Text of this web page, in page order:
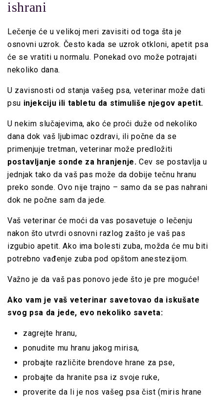
ishrani
Lečenje će u velikoj meri zavisiti od toga šta je
osnovni uzrok. Često kada se uzrok otkloni, apetit psa
će se vratiti u normalu. Ponekad ovo može potrajati
nekoliko dana.
U zavisnosti od stanja vašeg psa, veterinar može dati
psu injekciju ili tabletu da stimuliše njegov apetit.
U nekim slučajevima, ako će proći duže od nekoliko
dana dok vaš ljubimac ozdravi, ili počne da se
primenjuje tretman, veterinar može predložiti
postavljanje sonde za hranjenje.Cev se postavlja u
jednjak tako da vaš pas može da dobije tečnu hranu
preko sonde. Ovo nije trajno – samo da se pas nahrani
dok ne počne sam da jede.
Vaš veterinar će moći da vas posavetuje o lečenju
nakon što utvrdi osnovni razlog zašto je vaš pas
izgubio apetit. Ako ima bolesti zuba, možda će mu biti
potrebno vađenje zuba pod opštom anestezijom.
Važno je da vaš pas ponovo jede što je pre moguće!
Ako vam je vaš veterinar savetovao da iskušate
svog psa da jede, evo nekoliko saveta:
zagrejte hranu,
ponudite mu hranu jakog mirisa,
probajte različite brendove hrane za pse,
probajte da hranite psa iz svoje ruke,
proverite da li je nos vašeg psa čist (miris hrane